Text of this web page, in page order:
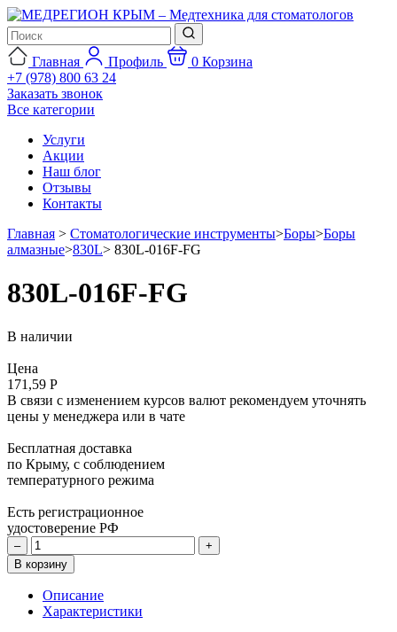
Главная Профиль 0 Корзина
+7 (978) 800 63 24
Заказать звонок
Все категории
Услуги
Акции
Наш блог
Отзывы
Контакты
Главная > Стоматологические инструменты>Боры>Боры
алмазные>830L> 830L-016F-FG
830L-016F-FG
В наличии
Цена
171,59 Р
В связи с изменением курсов валют рекомендуем уточнять
цены у менеджера или в чате
Бесплатная доставка
по Крыму, с соблюдением
температурного режима
Есть регистрационное
удостоверение РФ
–
+
В корзину
Описание
Характеристики